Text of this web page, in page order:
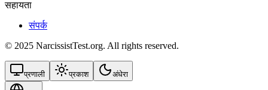
सहायता
संपर्क
© 2025 NarcissistTest.org. All rights reserved.
प्रणाली प्रकाश अंधेरा